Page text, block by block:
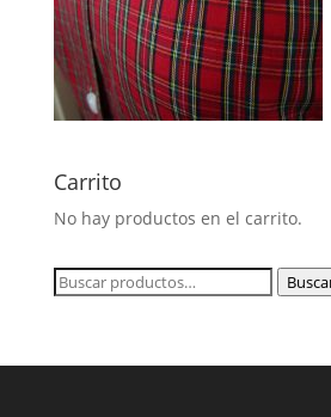
Carrito
No hay productos en el carrito.
Buscar